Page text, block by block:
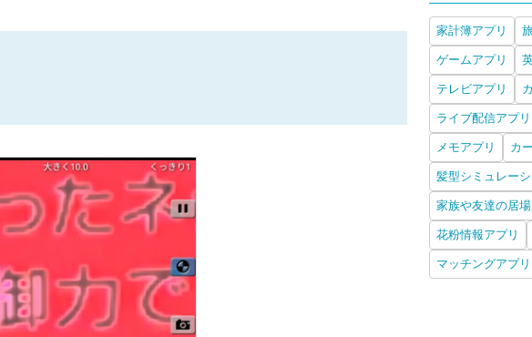
家計簿アプリ
ゲームアプリ
テレビアプリ
ライブ配信アプリ
メモアプリ カ
髪型シミュレー
家族や友達の居
花粉情報アプリ
マッチングアプリ